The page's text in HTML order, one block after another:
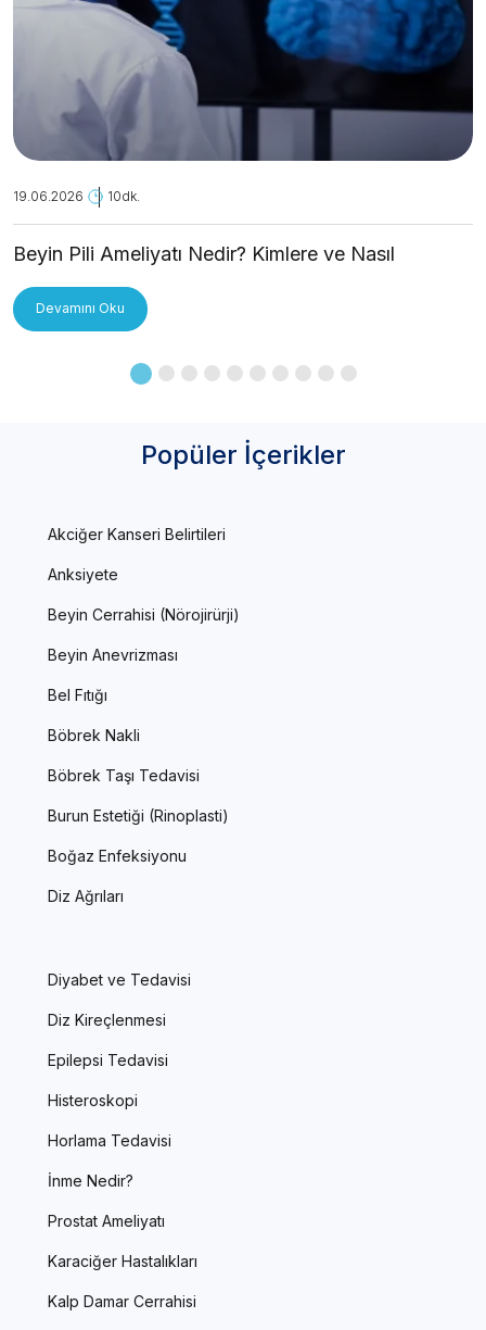
19.06.2026 10dk.
Beyin Pili Ameliyatı Nedir? Kimlere ve Nasıl
Devamını Oku
Popüler İçerikler
Akciğer Kanseri Belirtileri
Anksiyete
Beyin Cerrahisi (Nörojirürji)
Beyin Anevrizması
Bel Fıtığı
Böbrek Nakli
Böbrek Taşı Tedavisi
Burun Estetiği (Rinoplasti)
Boğaz Enfeksiyonu
Diz Ağrıları
Diyabet ve Tedavisi
Diz Kireçlenmesi
Epilepsi Tedavisi
Histeroskopi
Horlama Tedavisi
İnme Nedir?
Prostat Ameliyatı
Karaciğer Hastalıkları
Kalp Damar Cerrahisi